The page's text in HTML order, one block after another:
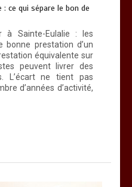
ce qui sépare le bon de
à Sainte-Eulalie : les
bonne prestation d’un
équivalente sur
peuvent livrer des
L’écart ne tient pas
d’années d’activité,